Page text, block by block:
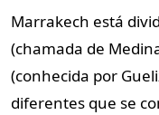
Marrakech está
(chamada de
(conhecida por
diferentes que se